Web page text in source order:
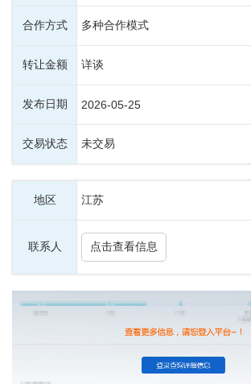
合作方式 多种合作模式
转让金额 详谈
发布日期 2026-05-25
交易状态 未交易
地区 江苏
联系人 点击查看信息